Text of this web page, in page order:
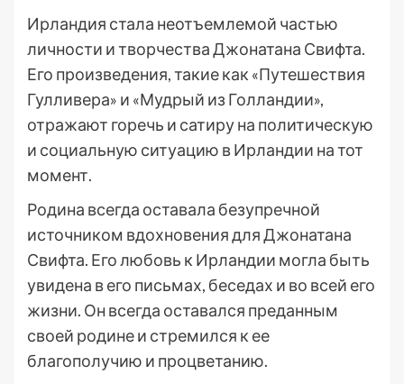
Ирландия стала неотъемлемой частью
личности и творчества Джонатана Свифта.
Его произведения, такие как «Путешествия
Гулливера» и «Мудрый из Голландии»,
отражают горечь и сатиру на политическую
и социальную ситуацию в Ирландии на тот
момент.
Родина всегда оставала безупречной
источником вдохновения для Джонатана
Свифта. Его любовь к Ирландии могла быть
увидена в его письмах, беседах и во всей его
жизни. Он всегда оставался преданным
своей родине и стремился к ее
благополучию и процветанию.